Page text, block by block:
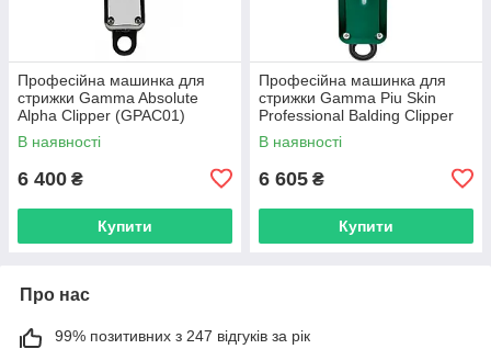
Професійна машинка для
стрижки Gamma Absolute
Alpha Clipper (GPAC01)
В наявності
6 400 ₴
Купити
Професійна машинка для
стрижки Gamma Piu Skin
Professional Balding Clipper
(GPS-1)
В наявності
6 605 ₴
Купити
Про нас
99% позитивних з 247 відгуків за рік